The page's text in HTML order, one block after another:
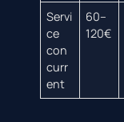
Servi
ce
con
curr
ent
60–
120€